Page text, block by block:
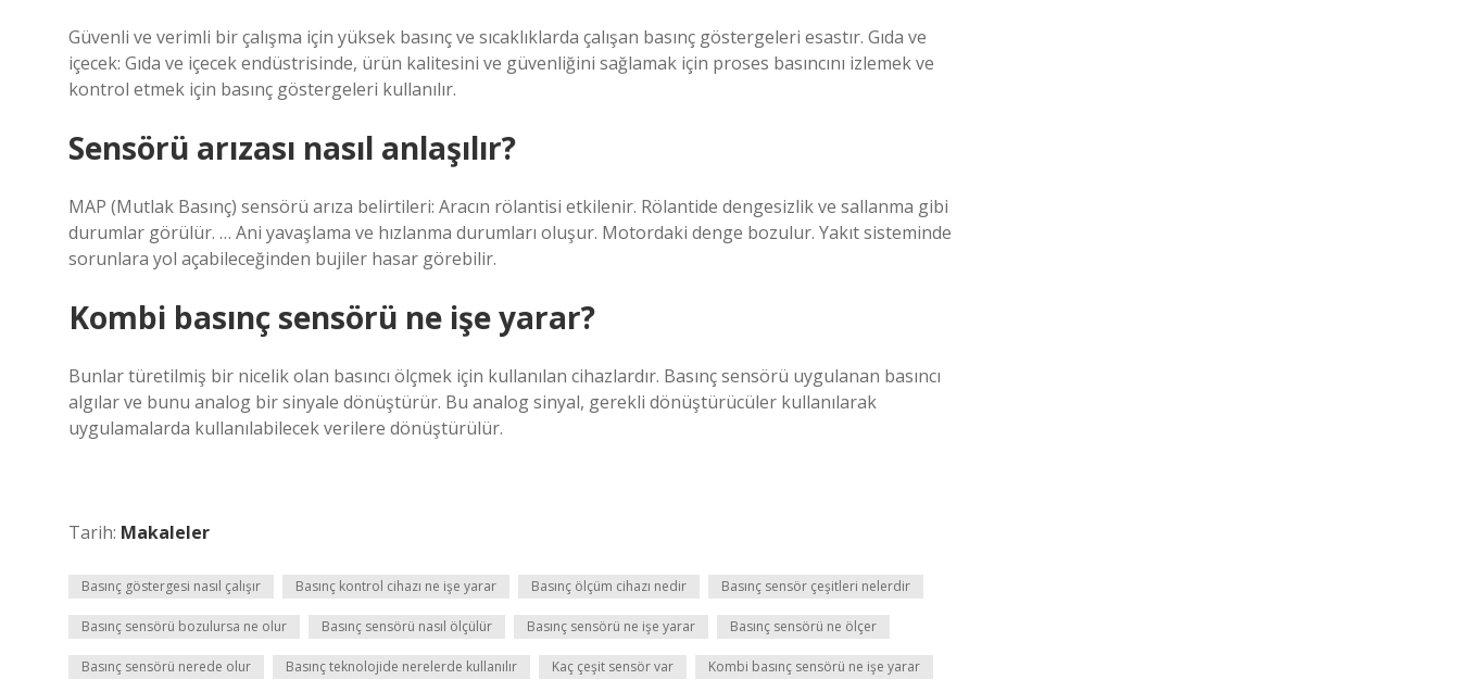
Güvenli ve verimli bir çalışma için yüksek basınç ve sıcaklıklarda çalışan basınç göstergeleri esastır. Gıda ve
içecek: Gıda ve içecek endüstrisinde, ürün kalitesini ve güvenliğini sağlamak için proses basıncını izlemek ve
kontrol etmek için basınç göstergeleri kullanılır.
Sensörü arızası nasıl anlaşılır?
MAP (Mutlak Basınç) sensörü arıza belirtileri: Aracın rölantisi etkilenir. Rölantide dengesizlik ve sallanma gibi
durumlar görülür. … Ani yavaşlama ve hızlanma durumları oluşur. Motordaki denge bozulur. Yakıt sisteminde
sorunlara yol açabileceğinden bujiler hasar görebilir.
Kombi basınç sensörü ne işe yarar?
Bunlar türetilmiş bir nicelik olan basıncı ölçmek için kullanılan cihazlardır. Basınç sensörü uygulanan basıncı
algılar ve bunu analog bir sinyale dönüştürür. Bu analog sinyal, gerekli dönüştürücüler kullanılarak
uygulamalarda kullanılabilecek verilere dönüştürülür.
Tarih: Makaleler
Basınç göstergesi nasıl çalışır Basınç kontrol cihazı ne işe yarar Basınç ölçüm cihazı nedir Basınç sensör çeşitleri nelerdir
Basınç sensörü bozulursa ne olur Basınç sensörü nasıl ölçülür Basınç sensörü ne işe yarar Basınç sensörü ne ölçer
Basınç sensörü nerede olur Basınç teknolojide nerelerde kullanılır Kaç çeşit sensör var Kombi basınç sensörü ne işe yarar